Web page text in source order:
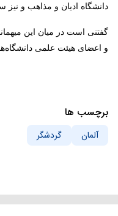
دانشگاه ادیان و مذاهب و نیز
گفتنی است در میان این
و اعضای هیئت علمی
برچسب ها
آلمان گردشگر